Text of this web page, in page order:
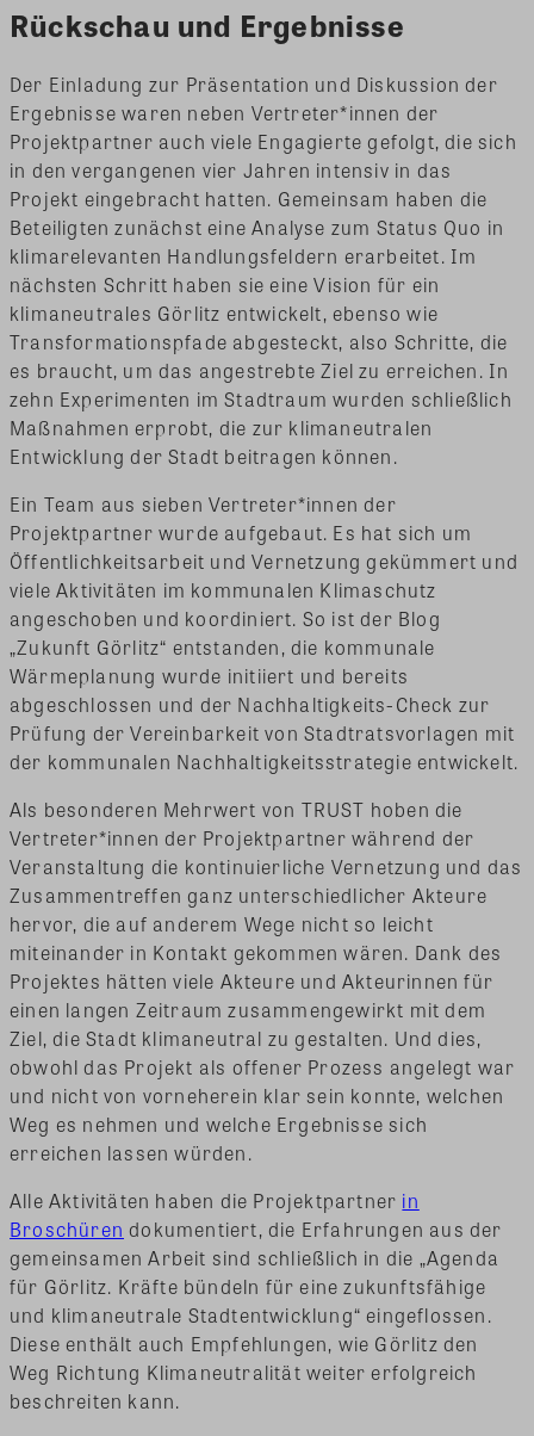
Rückschau und Ergebnisse
Der Einladung zur Präsentation und Diskussion der
Ergebnisse waren neben Vertreter*innen der
Projektpartner auch viele Engagierte gefolgt, die sich
in den vergangenen vier Jahren intensiv in das
Projekt eingebracht hatten. Gemeinsam haben die
Beteiligten zunächst eine Analyse zum Status Quo in
klimarelevanten Handlungsfeldern erarbeitet. Im
nächsten Schritt haben sie eine Vision für ein
klimaneutrales Görlitz entwickelt, ebenso wie
Transformationspfade abgesteckt, also Schritte, die
es braucht, um das angestrebte Ziel zu erreichen. In
zehn Experimenten im Stadtraum wurden schließlich
Maßnahmen erprobt, die zur klimaneutralen
Entwicklung der Stadt beitragen können.
Ein Team aus sieben Vertreter*innen der
Projektpartner wurde aufgebaut. Es hat sich um
Öffentlichkeitsarbeit und Vernetzung gekümmert und
viele Aktivitäten im kommunalen Klimaschutz
angeschoben und koordiniert. So ist der Blog
„Zukunft Görlitz“ entstanden, die kommunale
Wärmeplanung wurde initiiert und bereits
abgeschlossen und der Nachhaltigkeits-Check zur
Prüfung der Vereinbarkeit von Stadtratsvorlagen mit
der kommunalen Nachhaltigkeitsstrategie entwickelt.
Als besonderen Mehrwert von TRUST hoben die
Vertreter*innen der Projektpartner während der
Veranstaltung die kontinuierliche Vernetzung und das
Zusammentreffen ganz unterschiedlicher Akteure
hervor, die auf anderem Wege nicht so leicht
miteinander in Kontakt gekommen wären. Dank des
Projektes hätten viele Akteure und Akteurinnen für
einen langen Zeitraum zusammengewirkt mit dem
Ziel, die Stadt klimaneutral zu gestalten. Und dies,
obwohl das Projekt als offener Prozess angelegt war
und nicht von vorneherein klar sein konnte, welchen
Weg es nehmen und welche Ergebnisse sich
erreichen lassen würden.
Alle Aktivitäten haben die Projektpartner in
Broschüren dokumentiert, die Erfahrungen aus der
gemeinsamen Arbeit sind schließlich in die „Agenda
für Görlitz. Kräfte bündeln für eine zukunftsfähige
und klimaneutrale Stadtentwicklung“ eingeflossen.
Diese enthält auch Empfehlungen, wie Görlitz den
Weg Richtung Klimaneutralität weiter erfolgreich
beschreiten kann.